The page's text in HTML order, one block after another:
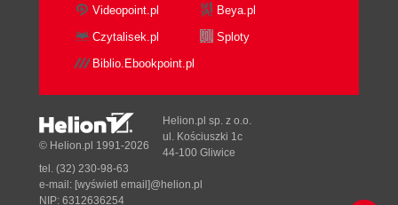
Videopoint.pl
Beya.pl
Czytalisek.pl
Sploty
Biblio.Ebookpoint.pl
© Helion.pl 1991-2026
Helion.pl sp. z o.o.
ul. Kościuszki 1c
44-100 Gliwice
tel. (32) 230-98-63
e-mail: [wyświetl email]@helion.pl
NIP: 6312636254